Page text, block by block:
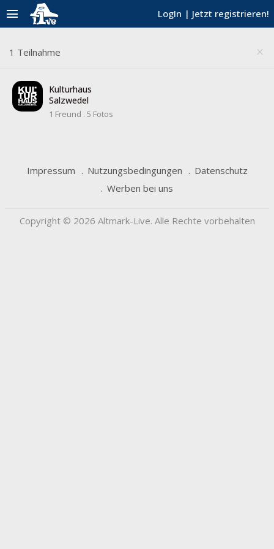
LogIn | Jetzt registrieren!
menu
close
1 Teilnahme
Kulturhaus
Salzwedel
1 Freund . 5 Fotos
Impressum Nutzungsbedingungen
Datenschutz
Werben bei uns
Copyright © 2026 Altmark-Live. Alle Rechte vorbehalten